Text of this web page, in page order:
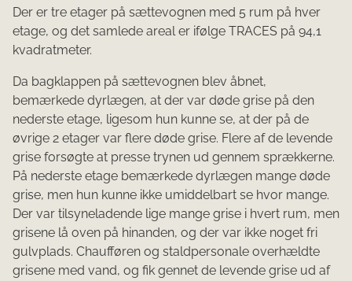
Der er tre etager på sættevognen med 5 rum på hver
etage, og det samlede areal er ifølge TRACES på 94,1
kvadratmeter.
Da bagklappen på sættevognen blev åbnet,
bemærkede dyrlægen, at der var døde grise på den
nederste etage, ligesom hun kunne se, at der på de
øvrige 2 etager var flere døde grise. Flere af de levende
grise forsøgte at presse trynen ud gennem sprækkerne.
På nederste etage bemærkede dyrlægen mange døde
grise, men hun kunne ikke umiddelbart se hvor man­ge.
Der var tilsyneladende lige mange grise i hvert rum, men
grisene lå oven på hinanden, og der var ikke noget fri
gulvplads. Chaufføren og staldpersonale overhældte
grisene med vand, og fik gennet de levende grise ud af